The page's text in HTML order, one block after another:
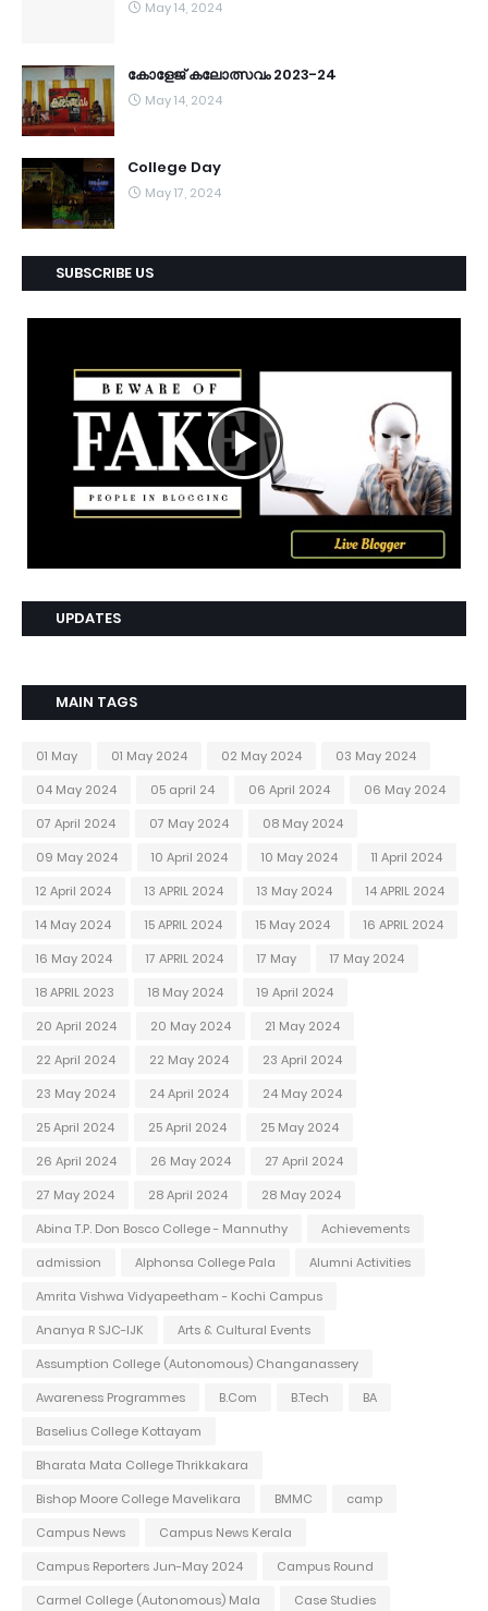
May 14, 2024
കോളേജ് കലോത്സവം 2023-24
May 14, 2024
College Day
May 17, 2024
SUBSCRIBE US
UPDATES
MAIN TAGS
01 May 01 May 2024 02 May 2024
03 May 2024
04 May 2024
05 april 24 06 April 2024
06 May 2024
07 April 2024
07 May 2024
08 May 2024
09 May 2024
10 April 2024 10 May 2024
11 April 2024
12 April 2024
13 APRIL 2024 13 May 2024
14 APRIL 2024
14 May 2024
15 APRIL 2024 15 May 2024
16 APRIL 2024
16 May 2024
17 APRIL 2024 17 May
17 May 2024
18 APRIL 2023
18 May 2024
19 April 2024
20 April 2024
20 May 2024
21 May 2024
22 April 2024
22 May 2024
23 April 2024
23 May 2024
24 April 2024
24 May 2024
25 April 2024
25 April 2024
25 May 2024
26 April 2024
26 May 2024
27 April 2024
27 May 2024
28 April 2024
28 May 2024
Abina T.P. Don Bosco College - Mannuthy
Achievements
admission
Alphonsa College Pala
Alumni Activities
Amrita Vishwa Vidyapeetham - Kochi Campus
Ananya R SJC-IJK
Arts & Cultural Events
Assumption College (Autonomous) Changanassery
Awareness Programmes
B.Com B.Tech
BA
Baselius College Kottayam
Bharata Mata College Thrikkakara
Bishop Moore College Mavelikara
BMMC
camp
Campus News
Campus News Kerala
Campus Reporters Jun-May 2024
Campus Round
Carmel College (Autonomous) Mala
Case Studies